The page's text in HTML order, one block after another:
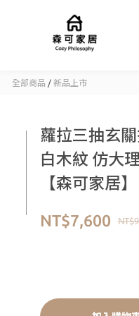
全部商品 / 新品上市
蘿拉三抽玄
白木紋 仿大
【森可家居】
NT$7,600